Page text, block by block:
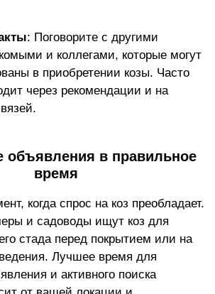
: Поговорите с другими
и коллегами, которые могут
в приобретении козы. Часто
через рекомендации и на
объявления в правильное
время
когда спрос на коз преобладает.
и садоводы ищут коз для
стада перед покрытием или на
Лучшее время для
и активного поиска